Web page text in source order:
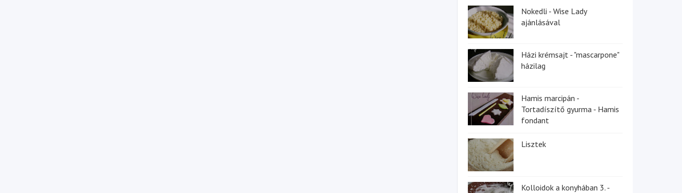
Nokedli - Wise Lady
ajánlásával
Házi krémsajt - "mascarpone"
házilag
Hamis marcipán -
Tortadíszítő gyurma - Hamis
fondant
Lisztek
Kolloidok a konyhában 3. -